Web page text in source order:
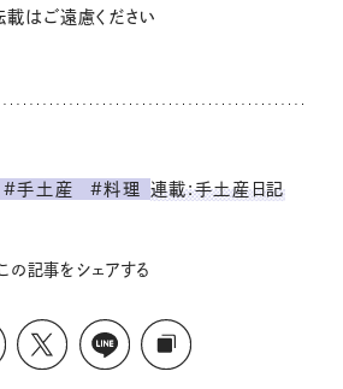
はご遠慮ください
#手土産 #料理 連載:手土産日記
の記事をシェアする